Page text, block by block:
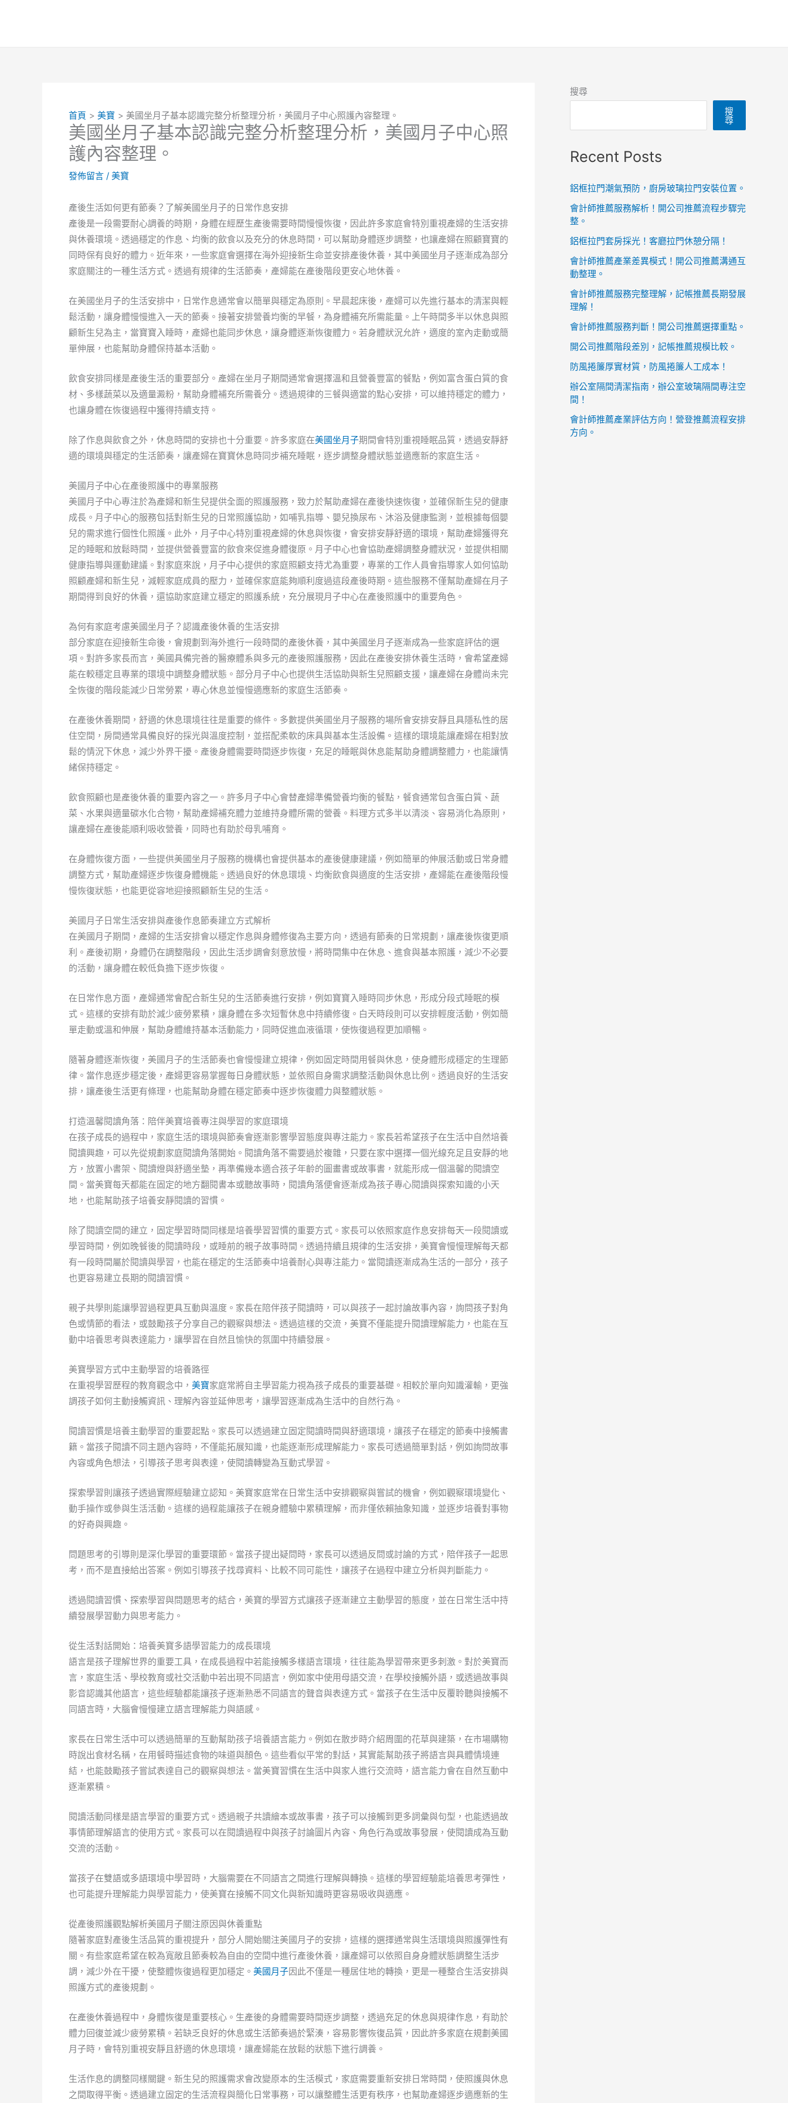
首頁 美寶 美國坐月子基本認識完整分析整理分析，美國月子中心照護內容整理。
美國坐月子基本認識完整分析整理分析，美國月子中心照
護內容整理。
發佈留言 / 美寶
產後生活如何更有節奏？了解美國坐月子的日常作息安排
產後是一段需要耐心調養的時期，身體在經歷生產後需要時間慢慢恢復，因此許多家庭會特別重視產婦的生活安排
與休養環境。透過穩定的作息、均衡的飲食以及充分的休息時間，可以幫助身體逐步調整，也讓產婦在照顧寶寶的
同時保有良好的體力。近年來，一些家庭會選擇在海外迎接新生命並安排產後休養，其中美國坐月子逐漸成為部分
家庭關注的一種生活方式。透過有規律的生活節奏，產婦能在產後階段更安心地休養。
在美國坐月子的生活安排中，日常作息通常會以簡單與穩定為原則。早晨起床後，產婦可以先進行基本的清潔與輕
鬆活動，讓身體慢慢進入一天的節奏。接著安排營養均衡的早餐，為身體補充所需能量。上午時間多半以休息與照
顧新生兒為主，當寶寶入睡時，產婦也能同步休息，讓身體逐漸恢復體力。若身體狀況允許，適度的室內走動或簡
單伸展，也能幫助身體保持基本活動。
飲食安排同樣是產後生活的重要部分。產婦在坐月子期間通常會選擇溫和且營養豐富的餐點，例如富含蛋白質的食
材、多樣蔬菜以及適量澱粉，幫助身體補充所需養分。透過規律的三餐與適當的點心安排，可以維持穩定的體力，
也讓身體在恢復過程中獲得持續支持。
除了作息與飲食之外，休息時間的安排也十分重要。許多家庭在美國坐月子期間會特別重視睡眠品質，透過安靜舒
適的環境與穩定的生活節奏，讓產婦在寶寶休息時同步補充睡眠，逐步調整身體狀態並適應新的家庭生活。
美國月子中心在產後照護中的專業服務
美國月子中心專注於為產婦和新生兒提供全面的照護服務，致力於幫助產婦在產後快速恢復，並確保新生兒的健康
成長。月子中心的服務包括對新生兒的日常照護協助，如哺乳指導、嬰兒換尿布、沐浴及健康監測，並根據每個嬰
兒的需求進行個性化照護。此外，月子中心特別重視產婦的休息與恢復，會安排安靜舒適的環境，幫助產婦獲得充
足的睡眠和放鬆時間，並提供營養豐富的飲食來促進身體復原。月子中心也會協助產婦調整身體狀況，並提供相關
健康指導與運動建議。對家庭來說，月子中心提供的家庭照顧支持尤為重要，專業的工作人員會指導家人如何協助
照顧產婦和新生兒，減輕家庭成員的壓力，並確保家庭能夠順利度過這段產後時期。這些服務不僅幫助產婦在月子
期間得到良好的休養，還協助家庭建立穩定的照護系統，充分展現月子中心在產後照護中的重要角色。
為何有家庭考慮美國坐月子？認識產後休養的生活安排
部分家庭在迎接新生命後，會規劃到海外進行一段時間的產後休養，其中美國坐月子逐漸成為一些家庭評估的選
項。對許多家長而言，美國具備完善的醫療體系與多元的產後照護服務，因此在產後安排休養生活時，會希望產婦
能在較穩定且專業的環境中調整身體狀態。部分月子中心也提供生活協助與新生兒照顧支援，讓產婦在身體尚未完
全恢復的階段能減少日常勞累，專心休息並慢慢適應新的家庭生活節奏。
在產後休養期間，舒適的休息環境往往是重要的條件。多數提供美國坐月子服務的場所會安排安靜且具隱私性的居
住空間，房間通常具備良好的採光與溫度控制，並搭配柔軟的床具與基本生活設備。這樣的環境能讓產婦在相對放
鬆的情況下休息，減少外界干擾。產後身體需要時間逐步恢復，充足的睡眠與休息能幫助身體調整體力，也能讓情
緒保持穩定。
飲食照顧也是產後休養的重要內容之一。許多月子中心會替產婦準備營養均衡的餐點，餐食通常包含蛋白質、蔬
菜、水果與適量碳水化合物，幫助產婦補充體力並維持身體所需的營養。料理方式多半以清淡、容易消化為原則，
讓產婦在產後能順利吸收營養，同時也有助於母乳哺育。
在身體恢復方面，一些提供美國坐月子服務的機構也會提供基本的產後健康建議，例如簡單的伸展活動或日常身體
調整方式，幫助產婦逐步恢復身體機能。透過良好的休息環境、均衡飲食與適度的生活安排，產婦能在產後階段慢
慢恢復狀態，也能更從容地迎接照顧新生兒的生活。
美國月子日常生活安排與產後作息節奏建立方式解析
在美國月子期間，產婦的生活安排會以穩定作息與身體修復為主要方向，透過有節奏的日常規劃，讓產後恢復更順
利。產後初期，身體仍在調整階段，因此生活步調會刻意放慢，將時間集中在休息、進食與基本照護，減少不必要
的活動，讓身體在較低負擔下逐步恢復。
在日常作息方面，產婦通常會配合新生兒的生活節奏進行安排，例如寶寶入睡時同步休息，形成分段式睡眠的模
式。這樣的安排有助於減少疲勞累積，讓身體在多次短暫休息中持續修復。白天時段則可以安排輕度活動，例如簡
單走動或溫和伸展，幫助身體維持基本活動能力，同時促進血液循環，使恢復過程更加順暢。
隨著身體逐漸恢復，美國月子的生活節奏也會慢慢建立規律，例如固定時間用餐與休息，使身體形成穩定的生理節
律。當作息逐步穩定後，產婦更容易掌握每日身體狀態，並依照自身需求調整活動與休息比例。透過良好的生活安
排，讓產後生活更有條理，也能幫助身體在穩定節奏中逐步恢復體力與整體狀態。
打造溫馨閱讀角落：陪伴美寶培養專注與學習的家庭環境
在孩子成長的過程中，家庭生活的環境與節奏會逐漸影響學習態度與專注能力。家長若希望孩子在生活中自然培養
閱讀興趣，可以先從規劃家庭閱讀角落開始。閱讀角落不需要過於複雜，只要在家中選擇一個光線充足且安靜的地
方，放置小書架、閱讀燈與舒適坐墊，再準備幾本適合孩子年齡的圖畫書或故事書，就能形成一個溫馨的閱讀空
間。當美寶每天都能在固定的地方翻閱書本或聽故事時，閱讀角落便會逐漸成為孩子專心閱讀與探索知識的小天
地，也能幫助孩子培養安靜閱讀的習慣。
除了閱讀空間的建立，固定學習時間同樣是培養學習習慣的重要方式。家長可以依照家庭作息安排每天一段閱讀或
學習時間，例如晚餐後的閱讀時段，或睡前的親子故事時間。透過持續且規律的生活安排，美寶會慢慢理解每天都
有一段時間屬於閱讀與學習，也能在穩定的生活節奏中培養耐心與專注能力。當閱讀逐漸成為生活的一部分，孩子
也更容易建立長期的閱讀習慣。
親子共學則能讓學習過程更具互動與溫度。家長在陪伴孩子閱讀時，可以與孩子一起討論故事內容，詢問孩子對角
色或情節的看法，或鼓勵孩子分享自己的觀察與想法。透過這樣的交流，美寶不僅能提升閱讀理解能力，也能在互
動中培養思考與表達能力，讓學習在自然且愉快的氛圍中持續發展。
美寶學習方式中主動學習的培養路徑
在重視學習歷程的教育觀念中， 美寶家庭常將自主學習能力視為孩子成長的重要基礎。相較於單向知識灌輸，更強
調孩子如何主動接觸資訊、理解內容並延伸思考，讓學習逐漸成為生活中的自然行為。
閱讀習慣是培養主動學習的重要起點。家長可以透過建立固定閱讀時間與舒適環境，讓孩子在穩定的節奏中接觸書
籍。當孩子閱讀不同主題內容時，不僅能拓展知識，也能逐漸形成理解能力。家長可透過簡單對話，例如詢問故事
內容或角色想法，引導孩子思考與表達，使閱讀轉變為互動式學習。
探索學習則讓孩子透過實際經驗建立認知。美寶家庭常在日常生活中安排觀察與嘗試的機會，例如觀察環境變化、
動手操作或參與生活活動。這樣的過程能讓孩子在親身體驗中累積理解，而非僅依賴抽象知識，並逐步培養對事物
的好奇與興趣。
問題思考的引導則是深化學習的重要環節。當孩子提出疑問時，家長可以透過反問或討論的方式，陪伴孩子一起思
考，而不是直接給出答案。例如引導孩子找尋資料、比較不同可能性，讓孩子在過程中建立分析與判斷能力。
透過閱讀習慣、探索學習與問題思考的結合，美寶的學習方式讓孩子逐漸建立主動學習的態度，並在日常生活中持
續發展學習動力與思考能力。
從生活對話開始：培養美寶多語學習能力的成長環境
語言是孩子理解世界的重要工具，在成長過程中若能接觸多樣語言環境，往往能為學習帶來更多刺激。對於美寶而
言，家庭生活、學校教育或社交活動中若出現不同語言，例如家中使用母語交流，在學校接觸外語，或透過故事與
影音認識其他語言，這些經驗都能讓孩子逐漸熟悉不同語言的聲音與表達方式。當孩子在生活中反覆聆聽與接觸不
同語言時，大腦會慢慢建立語言理解能力與語感。
家長在日常生活中可以透過簡單的互動幫助孩子培養語言能力。例如在散步時介紹周圍的花草與建築，在市場購物
時說出食材名稱，在用餐時描述食物的味道與顏色。這些看似平常的對話，其實能幫助孩子將語言與具體情境連
結，也能鼓勵孩子嘗試表達自己的觀察與想法。當美寶習慣在生活中與家人進行交流時，語言能力會在自然互動中
逐漸累積。
閱讀活動同樣是語言學習的重要方式。透過親子共讀繪本或故事書，孩子可以接觸到更多詞彙與句型，也能透過故
事情節理解語言的使用方式。家長可以在閱讀過程中與孩子討論圖片內容、角色行為或故事發展，使閱讀成為互動
交流的活動。
當孩子在雙語或多語環境中學習時，大腦需要在不同語言之間進行理解與轉換。這樣的學習經驗能培養思考彈性，
也可能提升理解能力與學習能力，使美寶在接觸不同文化與新知識時更容易吸收與適應。
從產後照護觀點解析美國月子關注原因與休養重點
隨著家庭對產後生活品質的重視提升，部分人開始關注美國月子的安排，這樣的選擇通常與生活環境與照護彈性有
關。有些家庭希望在較為寬敞且節奏較為自由的空間中進行產後休養，讓產婦可以依照自身身體狀態調整生活步
調，減少外在干擾，使整體恢復過程更加穩定。 美國月子因此不僅是一種居住地的轉換，更是一種整合生活安排與
照護方式的產後規劃。
在產後休養過程中，身體恢復是重要核心。生產後的身體需要時間逐步調整，透過充足的休息與規律作息，有助於
體力回復並減少疲勞累積。若缺乏良好的休息或生活節奏過於緊湊，容易影響恢復品質，因此許多家庭在規劃美國
月子時，會特別重視安靜且舒適的休息環境，讓產婦能在放鬆的狀態下進行調養。
生活作息的調整同樣關鍵。新生兒的照護需求會改變原本的生活模式，家庭需要重新安排日常時間，使照護與休息
之間取得平衡。透過建立固定的生活流程與簡化日常事務，可以讓整體生活更有秩序，也幫助產婦逐步適應新的生
搜尋
搜
尋
Recent Posts
鋁框拉門潮氣預防，廚房玻璃拉門安裝位置。
會計師推薦服務解析！開公司推薦流程步驟完
整。
鋁框拉門套房採光！客廳拉門休憩分隔！
會計師推薦產業差異模式！開公司推薦溝通互
動整理。
會計師推薦服務完整理解，記帳推薦長期發展
理解！
會計師推薦服務判斷！開公司推薦選擇重點。
開公司推薦階段差別，記帳推薦規模比較。
防風捲簾厚實材質，防風捲簾人工成本！
辦公室隔間清潔指南，辦公室玻璃隔間專注空
間！
會計師推薦產業評估方向！營登推薦流程安排
方向。